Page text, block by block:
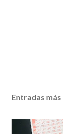
Entradas